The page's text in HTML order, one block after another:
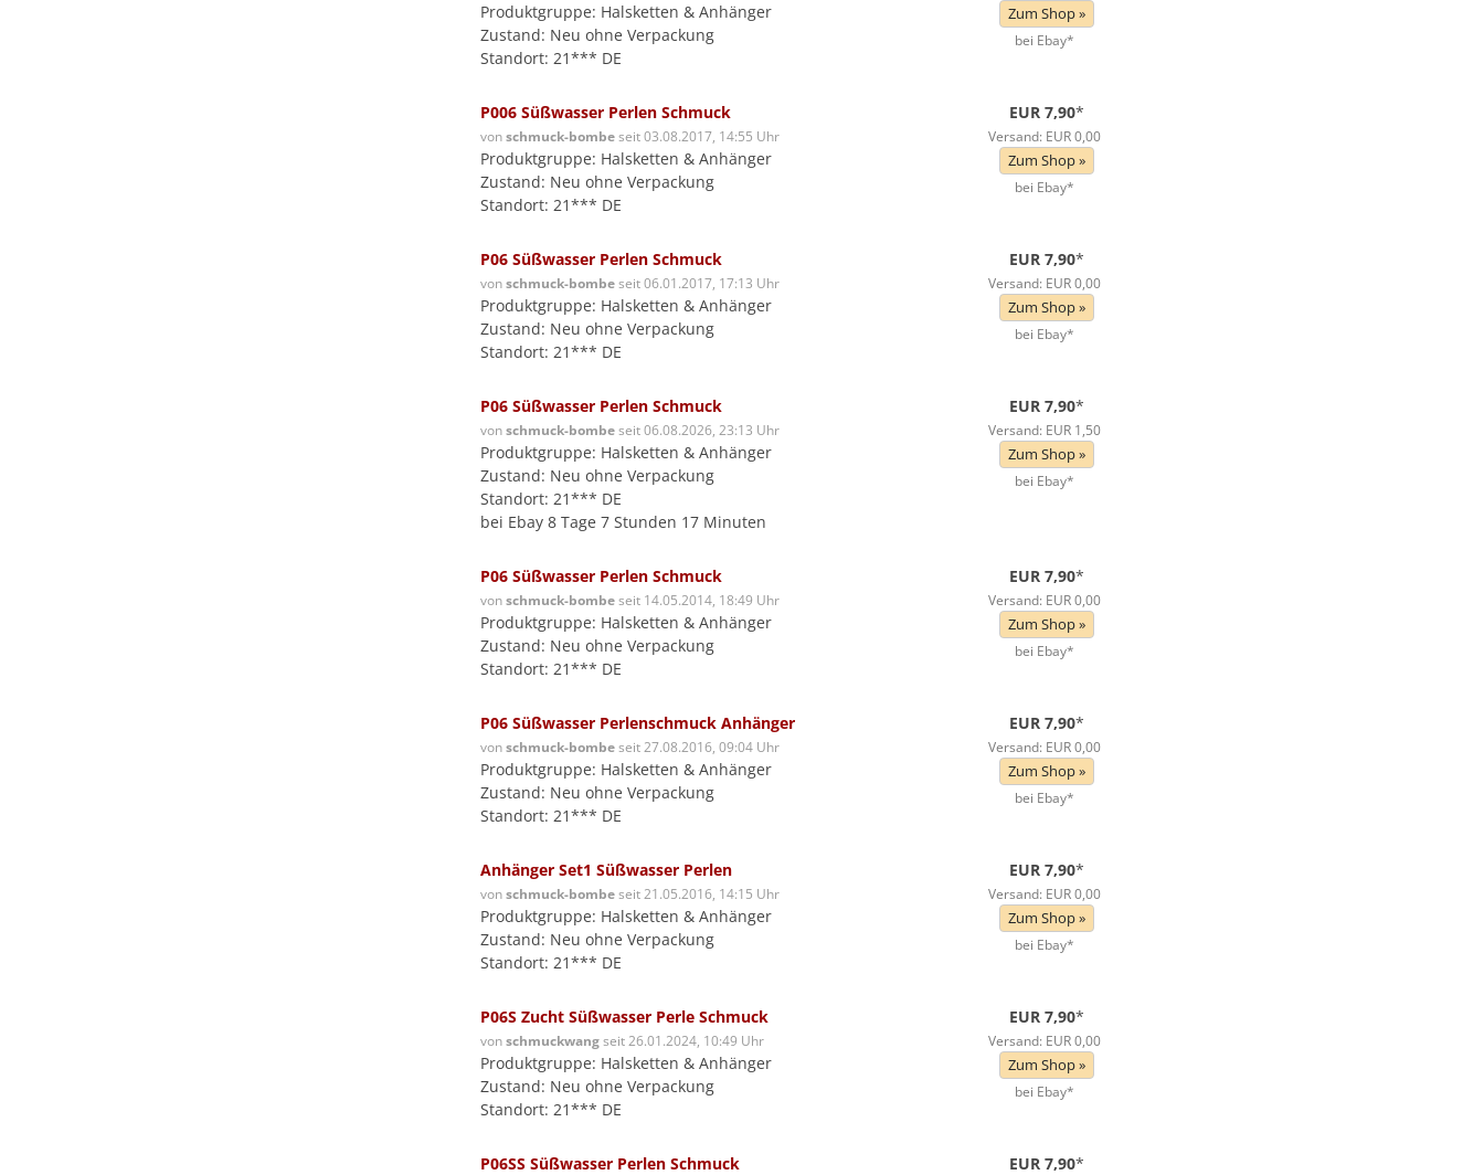
Produktgruppe: Halsketten & Anhänger
Zustand: Neu ohne Verpackung
Standort: 21*** DE
Zum Shop »
bei Ebay*
P006 Süßwasser Perlen Schmuck
vonschmuck-bombeseit 03.08.2017, 14:55 Uhr
Produktgruppe: Halsketten & Anhänger
Zustand: Neu ohne Verpackung
Standort: 21*** DE
EUR 7,90*
Versand: EUR 0,00
Zum Shop »
bei Ebay*
P06 Süßwasser Perlen Schmuck
vonschmuck-bombeseit 06.01.2017, 17:13 Uhr
Produktgruppe: Halsketten & Anhänger
Zustand: Neu ohne Verpackung
Standort: 21*** DE
EUR 7,90*
Versand: EUR 0,00
Zum Shop »
bei Ebay*
P06 Süßwasser Perlen Schmuck
vonschmuck-bombeseit 06.08.2026, 23:13 Uhr
Produktgruppe: Halsketten & Anhänger
Zustand: Neu ohne Verpackung
Standort: 21*** DE
bei Ebay 8 Tage 7 Stunden 17 Minuten
EUR 7,90*
Versand: EUR 1,50
Zum Shop »
bei Ebay*
P06 Süßwasser Perlen Schmuck
vonschmuck-bombeseit 14.05.2014, 18:49 Uhr
Produktgruppe: Halsketten & Anhänger
Zustand: Neu ohne Verpackung
Standort: 21*** DE
EUR 7,90*
Versand: EUR 0,00
Zum Shop »
bei Ebay*
P06 Süßwasser Perlenschmuck Anhänger
vonschmuck-bombeseit 27.08.2016, 09:04 Uhr
Produktgruppe: Halsketten & Anhänger
Zustand: Neu ohne Verpackung
Standort: 21*** DE
EUR 7,90*
Versand: EUR 0,00
Zum Shop »
bei Ebay*
Anhänger Set1 Süßwasser Perlen
vonschmuck-bombeseit 21.05.2016, 14:15 Uhr
Produktgruppe: Halsketten & Anhänger
Zustand: Neu ohne Verpackung
Standort: 21*** DE
EUR 7,90*
Versand: EUR 0,00
Zum Shop »
bei Ebay*
P06S Zucht Süßwasser Perle Schmuck
vonschmuckwangseit 26.01.2024, 10:49 Uhr
Produktgruppe: Halsketten & Anhänger
Zustand: Neu ohne Verpackung
Standort: 21*** DE
EUR 7,90*
Versand: EUR 0,00
Zum Shop »
bei Ebay*
P06SS Süßwasser Perlen Schmuck EUR 7,90*